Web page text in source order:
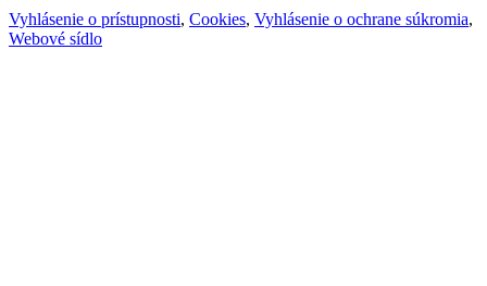
Vyhlásenie o prístupnosti, Cookies, Vyhlásenie o ochrane súkromia,
Webové sídlo